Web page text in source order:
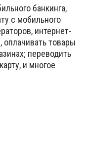
банкинга,
с мобильного
интернет-
оплачивать товары
переводить
и многое